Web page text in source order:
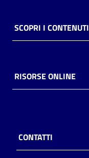
Casa
Piani
storico
per
SCOPRI I CONTENUTI
RISORSE ONLINE
CONTATTI